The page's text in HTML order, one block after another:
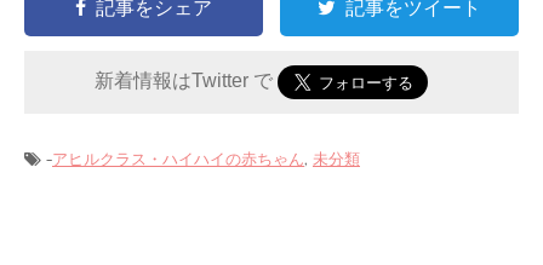
記事をシェア 記事をツイート
新着情報はTwitter で
-アヒルクラス・ハイハイの赤ちゃん, 未分類